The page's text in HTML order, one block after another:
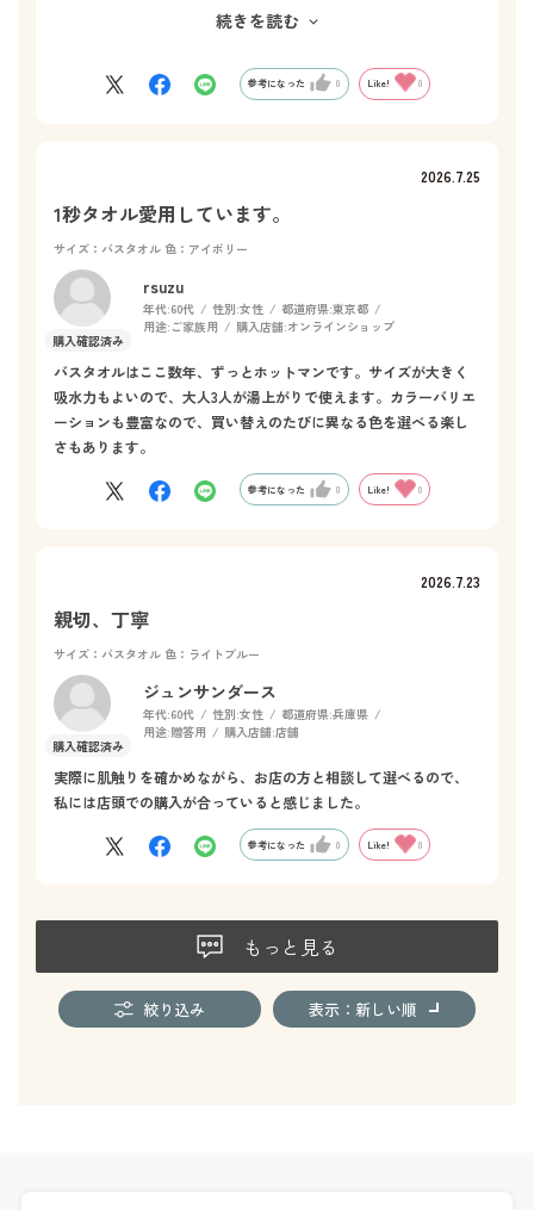
ことによってふんわりが復活することを教えてくださいました。
わなかったと思います。買ってきたタオルは毛羽立ちなく使えて
いて、とても満足しています。次はフワフワを使ってみたいで
続きを読む
参考になった 0 Like! 0
2026.7.25
1秒タオル愛用しています。
サイズ：バスタオル 色：アイボリー
rsuzu
年代:60代 性別:女性 都道府県:東京都
用途: ご家族用 購入店舗:オンラインショップ
バスタオルはここ数年、ずっとホットマンです。サイズが大きく
吸水力もよいので、大人3人が湯上がりで使えます。カラーバリエ
ーションも豊富なので、買い替えのたびに異なる色を選べる楽し
さもあります。
参考になった 0 Like! 0
2026.7.23
親切、丁寧
サイズ：バスタオル 色：ライトブルー
ジュンサンダース
年代:60代 性別:女性 都道府県:兵庫県
用途:贈答用 購入店舗:店舗
実際に肌触りを確かめながら、お店の方と相談して選べるので、
私には店頭での購入が合っていると感じました。
参考になった 0 Like! 0
もっと見る
絞り込み 表示：新しい順